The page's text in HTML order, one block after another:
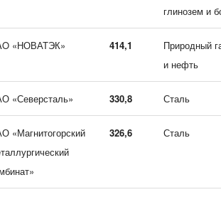
глинозем и
«НОВАТЭК» 414,1
Природный
и нефть
«Северсталь» 330,8 Сталь
«Магнитогорский
326,6 Сталь